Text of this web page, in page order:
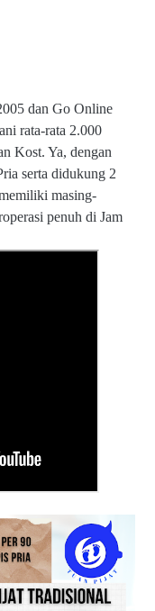
dan Go Online
rata-rata 2.000
Kost. Ya, dengan
serta didukung 2
masing-
penuh di Jam